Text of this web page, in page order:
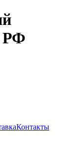
РФ
Контакты